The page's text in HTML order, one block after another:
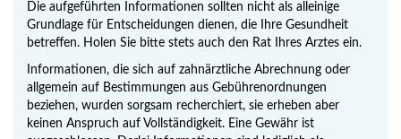
Die aufgeführten Informationen sollten nicht als alleinige
Grundlage für Entscheidungen dienen, die Ihre Gesundheit
betreffen. Holen Sie bitte stets auch den Rat Ihres Arztes ein.
Informationen, die sich auf zahnärztliche Abrechnung oder
allgemein auf Bestimmungen aus Gebührenordnungen
beziehen, wurden sorgsam recherchiert, sie erheben aber
keinen Anspruch auf Vollständigkeit. Eine Gewähr ist